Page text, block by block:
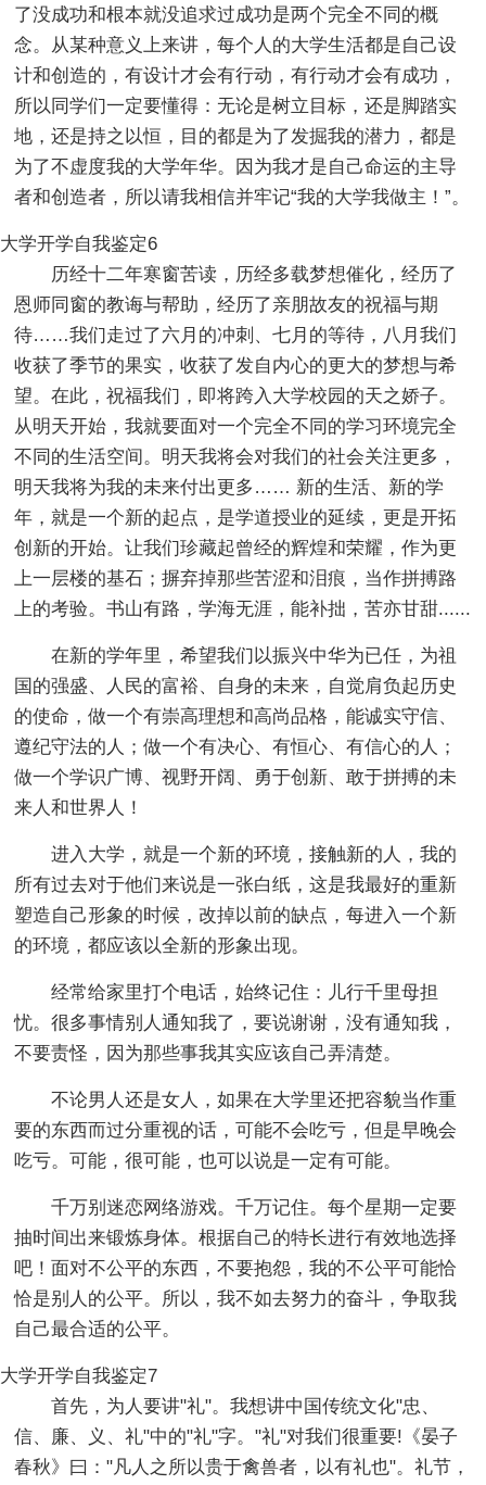
了没成功和根本就没追求过成功是两个完全不同的概
念。从某种意义上来讲，每个人的大学生活都是自己设
计和创造的，有设计才会有行动，有行动才会有成功，
所以同学们一定要懂得：无论是树立目标，还是脚踏实
地，还是持之以恒，目的都是为了发掘我的潜力，都是
为了不虚度我的大学年华。因为我才是自己命运的主导
者和创造者，所以请我相信并牢记“我的大学我做主！”。
大学开学自我鉴定6
历经十二年寒窗苦读，历经多载梦想催化，经历了
恩师同窗的教诲与帮助，经历了亲朋故友的祝福与期
待……我们走过了六月的冲刺、七月的等待，八月我们
收获了季节的果实，收获了发自内心的更大的梦想与希
望。在此，祝福我们，即将跨入大学校园的天之娇子。
从明天开始，我就要面对一个完全不同的学习环境完全
不同的生活空间。明天我将会对我们的社会关注更多，
明天我将为我的未来付出更多…… 新的生活、新的学
年，就是一个新的起点，是学道授业的延续，更是开拓
创新的开始。让我们珍藏起曾经的辉煌和荣耀，作为更
上一层楼的基石；摒弃掉那些苦涩和泪痕，当作拼搏路
上的考验。书山有路，学海无涯，能补拙，苦亦甘甜......
在新的学年里，希望我们以振兴中华为已任，为祖
国的强盛、人民的富裕、自身的未来，自觉肩负起历史
的使命，做一个有崇高理想和高尚品格，能诚实守信、
遵纪守法的人；做一个有决心、有恒心、有信心的人；
做一个学识广博、视野开阔、勇于创新、敢于拼搏的未
来人和世界人！
进入大学，就是一个新的环境，接触新的人，我的
所有过去对于他们来说是一张白纸，这是我最好的重新
塑造自己形象的时候，改掉以前的缺点，每进入一个新
的环境，都应该以全新的形象出现。
经常给家里打个电话，始终记住：儿行千里母担
忧。很多事情别人通知我了，要说谢谢，没有通知我，
不要责怪，因为那些事我其实应该自己弄清楚。
不论男人还是女人，如果在大学里还把容貌当作重
要的东西而过分重视的话，可能不会吃亏，但是早晚会
吃亏。可能，很可能，也可以说是一定有可能。
千万别迷恋网络游戏。千万记住。每个星期一定要
抽时间出来锻炼身体。根据自己的特长进行有效地选择
吧！面对不公平的东西，不要抱怨，我的不公平可能恰
恰是别人的公平。所以，我不如去努力的奋斗，争取我
自己最合适的公平。
大学开学自我鉴定7
首先，为人要讲"礼"。我想讲中国传统文化"忠、
信、廉、义、礼"中的"礼"字。"礼"对我们很重要!《晏子
春秋》曰："凡人之所以贵于禽兽者，以有礼也"。礼节，